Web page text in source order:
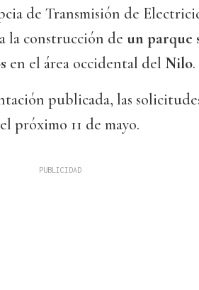
de Transmisión de
la construcción de un parque
en el área occidental del Nilo.
publicada, las
próximo 11 de mayo.